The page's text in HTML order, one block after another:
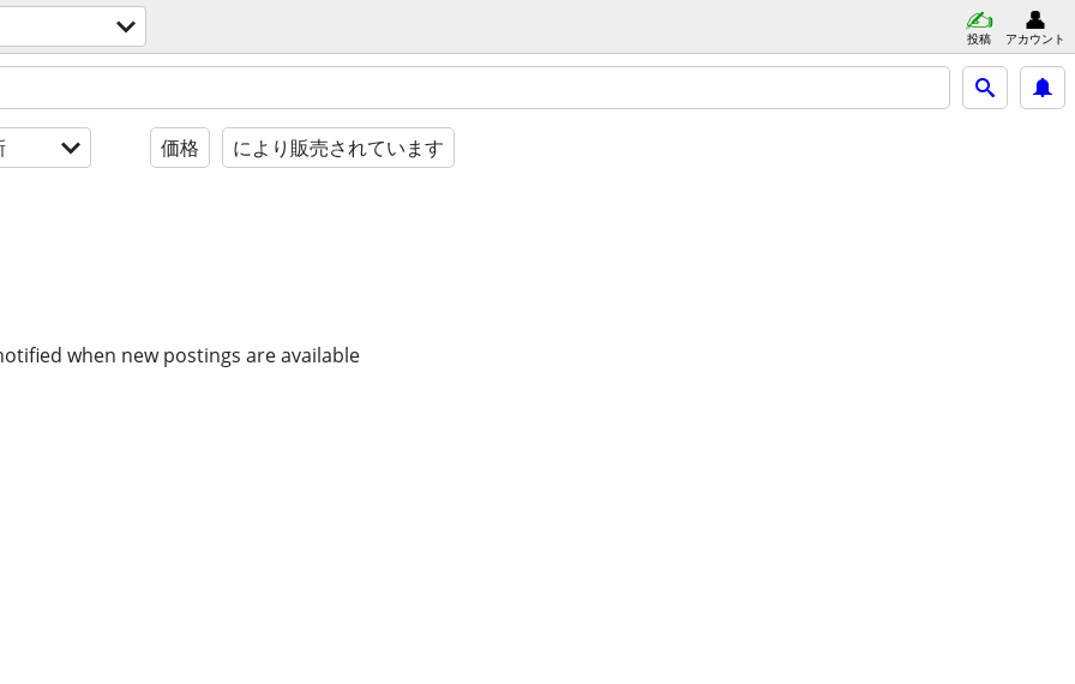
投稿 アカウント
価格 により販売されています
when new postings are available